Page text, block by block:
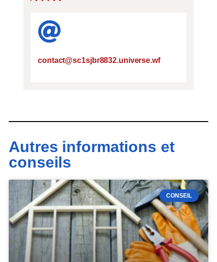
contact@sc1sjbr8832.universe.wf
Autres informations et
conseils
CONSEIL